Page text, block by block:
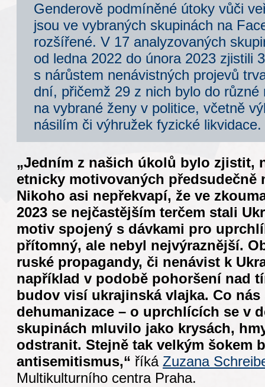
Genderově podmíněné útoky vůči
jsou ve vybraných skupinách na
rozšířené. V 17 analyzovaných
od ledna 2022 do února 2023 zjistili
s nárůstem nenávistných projevů
dní, přičemž 29 z nich bylo do
na vybrané ženy v politice, včetně
násilím či výhružek fyzické likvidace.
„Jedním z našich úkolů bylo zjistit,
etnicky motivovaných předsudečně
Nikoho asi nepřekvapí, že ve
2023 se nejčastějším terčem stali
motiv spojený s dávkami pro
přítomný, ale nebyl nejvýraznější.
ruské propagandy, či nenávist k
například v podobě pohoršení nad
budov visí ukrajinská vlajka. Co
dehumanizace – o uprchlících se v
skupinách mluvilo jako krysách,
odstranit. Stejně tak velkým šokem
antisemitismus,“ říká Zuzana
Multikulturního centra Praha.